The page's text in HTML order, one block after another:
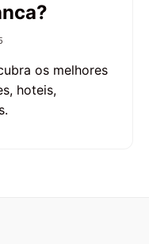
os melhores
hoteis,